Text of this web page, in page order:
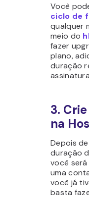
Você
ciclo de
qualquer
meio do
fazer
plano,
duração
3.
na
Depois
duração
você
uma
você já
basta